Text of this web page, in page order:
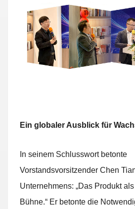
Ein globaler Ausblick für
In seinem Schlusswort betonte
Vorstandsvorsitzender Chen
Unternehmens: „Das Produkt
Bühne.“ Er betonte die